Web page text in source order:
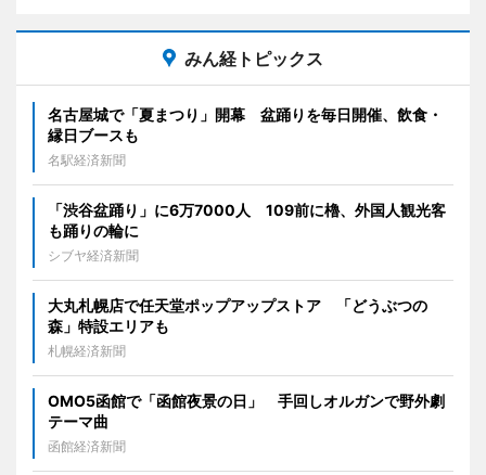
みん経トピックス
名古屋城で「夏まつり」開幕 盆踊りを毎日開催、飲食・
縁日ブースも
名駅経済新聞
「渋谷盆踊り」に6万7000人 109前に櫓、外国人観光客
も踊りの輪に
シブヤ経済新聞
大丸札幌店で任天堂ポップアップストア 「どうぶつの
森」特設エリアも
札幌経済新聞
OMO5函館で「函館夜景の日」 手回しオルガンで野外劇
テーマ曲
函館経済新聞